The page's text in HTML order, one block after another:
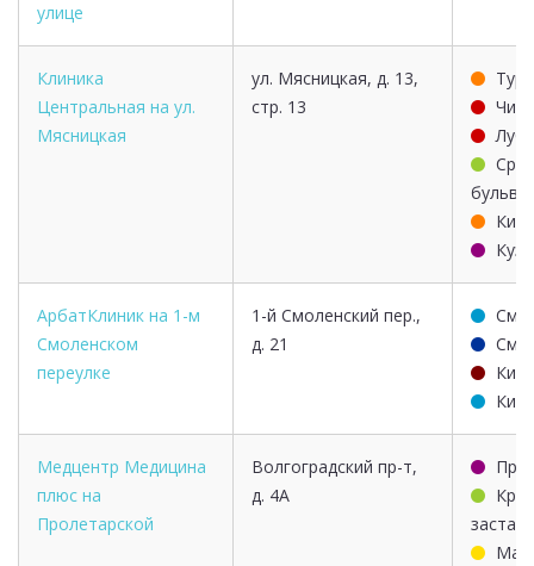
улице
Клиника
Центральная на ул.
Мясницкая
ул. Мясницкая, д. 13,
стр. 13
АрбатКлиник на 1-м
Смоленском
переулке
1-й Смоленский пер.,
д. 21
Медцентр Медицина
плюс на
Пролетарской
Волгоградский пр-т,
д. 4А
застава